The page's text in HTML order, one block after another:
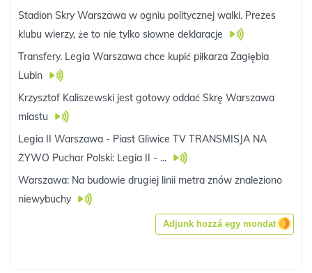
Stadion Skry Warszawa w ogniu politycznej walki. Prezes
klubu wierzy, że to nie tylko słowne deklaracje
Transfery. Legia Warszawa chce kupić piłkarza Zagłębia
Lubin
Krzysztof Kaliszewski jest gotowy oddać Skrę Warszawa
miastu
Legia II Warszawa - Piast Gliwice TV TRANSMISJA NA
ŻYWO Puchar Polski: Legia II - ...
Warszawa: Na budowie drugiej linii metra znów znaleziono
niewybuchy
Adjunk hozzá egy mondat